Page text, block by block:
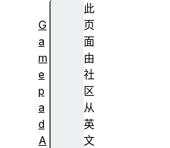
此
页
面
由
社
区
从
英
文
G
a
m
e
p
a
d
A